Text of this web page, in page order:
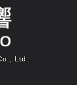
Ltd.